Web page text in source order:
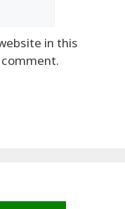
in this